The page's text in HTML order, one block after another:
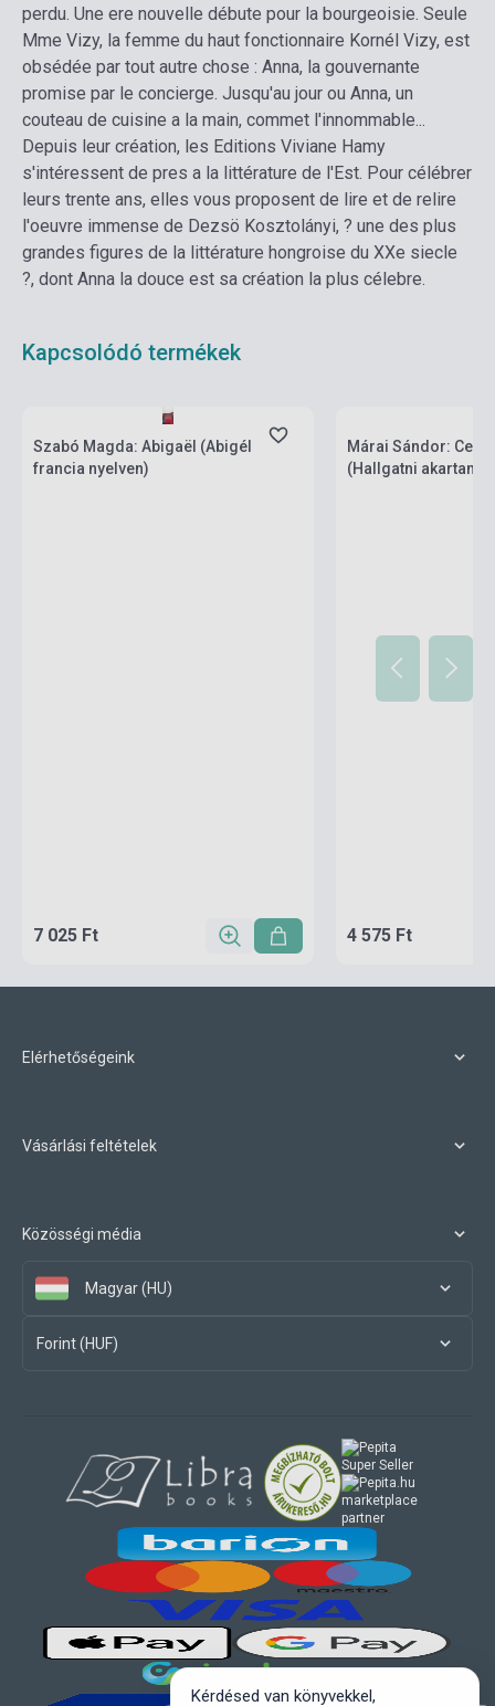
perdu. Une ere nouvelle débute pour la bourgeoisie. Seule
Mme Vizy, la femme du haut fonctionnaire Kornél Vizy, est
obsédée par tout autre chose : Anna, la gouvernante
promise par le concierge. Jusqu'au jour ou Anna, un
couteau de cuisine a la main, commet l'innommable...
Depuis leur création, les Editions Viviane Hamy
s'intéressent de pres a la littérature de l'Est. Pour célébrer
leurs trente ans, elles vous proposent de lire et de relire
l'oeuvre immense de Dezsö Kosztolányi, ? une des plus
grandes figures de la littérature hongroise du XXe siecle
?, dont Anna la douce est sa création la plus célebre.
Kapcsolódó termékek
Szabó Magda: Abigaël (Abigél
francia nyelven)
7 025 Ft
Márai Sándor: Ce
(Hallgatni akartam
4 575 Ft
Elérhetőségeink
Vásárlási feltételek
Közösségi média
Magyar (HU)
Forint (HUF)
marketplace
partner
Kérdésed van könyvekkel,